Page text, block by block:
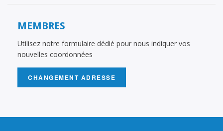
MEMBRES
Utilisez notre formulaire dédié pour nous indiquer vos
nouvelles coordonnées
CHANGEMENT ADRESSE